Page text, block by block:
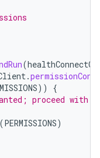
(
.
))
{
proceed with
(PERMISSIONS)